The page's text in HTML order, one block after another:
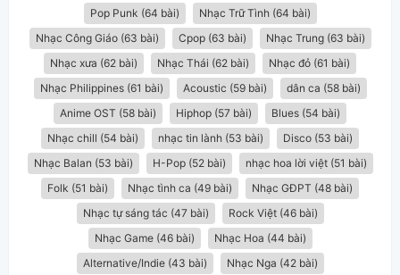
Pop Punk (64 bài)
Nhạc Trữ Tình (64 bài)
Nhạc Công Giáo (63 bài)
Cpop (63 bài)
Nhạc Trung (63 bài)
Nhạc xưa (62 bài)
Nhạc Thái (62 bài)
Nhạc đỏ (61 bài)
Nhạc Philippines (61 bài)
Acoustic (59 bài)
dân ca (58 bài)
Anime OST (58 bài)
Hiphop (57 bài)
Blues (54 bài)
Nhạc chill (54 bài)
nhạc tin lành (53 bài)
Disco (53 bài)
Nhạc Balan (53 bài)
H-Pop (52 bài)
nhạc hoa lời việt (51 bài)
Folk (51 bài)
Nhạc tình ca (49 bài)
Nhạc GĐPT (48 bài)
Nhạc tự sáng tác (47 bài)
Rock Việt (46 bài)
Nhạc Game (46 bài)
Nhạc Hoa (44 bài)
Alternative/Indie (43 bài)
Nhạc Nga (42 bài)